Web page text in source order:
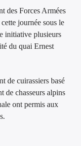
des Forces Armées
journée sous le
initiative plusieurs
du quai Ernest
de cuirassiers basé
de chasseurs alpins
ont permis aux